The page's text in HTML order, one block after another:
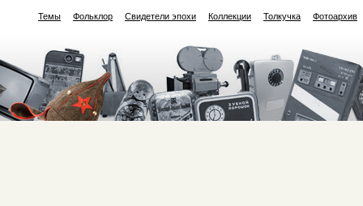
Темы Фольклор Свидетели эпохи Коллекции Толкучка Фотоархив